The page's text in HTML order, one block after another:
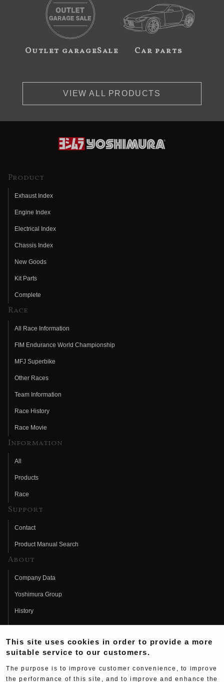
Outlet garageSale Car parts
VIEW ALL PRODUCTS
Product
Exhaust Index
Engine Index
Electrical Index
Chassis Index
New Goods
Kit Parts
Complete
Race
All Race Information
FIM Endurance World Championship
MFJ Superbike
Other Races
Team Information
Race History
Race Movie
Information
All
Products
Race
Support
Contact
Product Manual Search
About
Company Data
Yoshimura Group
History
Fujio Yoshimura
Hideo Yoshimura
Yoshimura History
This site uses cookies in order to provide a more
suitable service to our customers.
The purpose is to improve customer convenience, to improve
the performance of this site, and to improve and enhance the